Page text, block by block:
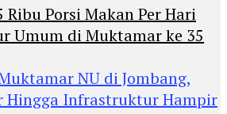
Ribu Porsi Makan Per Hari
Umum di Muktamar ke 35